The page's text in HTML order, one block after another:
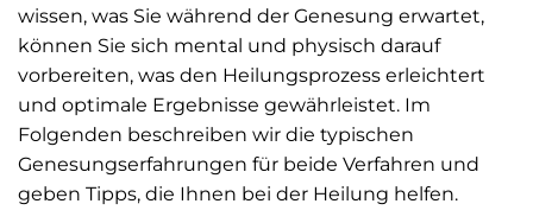
wissen, was Sie während der Genesung erwartet,
können Sie sich mental und physisch darauf
vorbereiten, was den Heilungsprozess erleichtert
und optimale Ergebnisse gewährleistet. Im
Folgenden beschreiben wir die typischen
Genesungserfahrungen für beide Verfahren und
geben Tipps, die Ihnen bei der Heilung helfen.